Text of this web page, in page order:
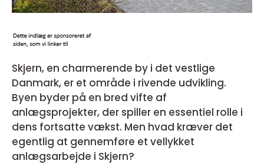
Skjern, en charmerende by i det vestlige
Danmark, er et område i rivende udvikling.
Byen byder på en bred vifte af
anlægsprojekter, der spiller en essentiel rolle i
dens fortsatte vækst. Men hvad kræver det
egentlig at gennemføre et vellykket
anlægsarbejde i Skjern?